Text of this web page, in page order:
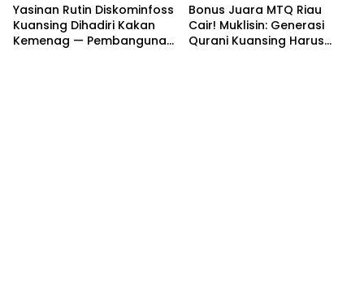
Yasinan Rutin Diskominfoss
Kuansing Dihadiri Kakan
Kemenag — Pembangunan
Bonus Juara MTQ Riau
Cair! Muklisin: Generasi
Qurani Kuansing Harus